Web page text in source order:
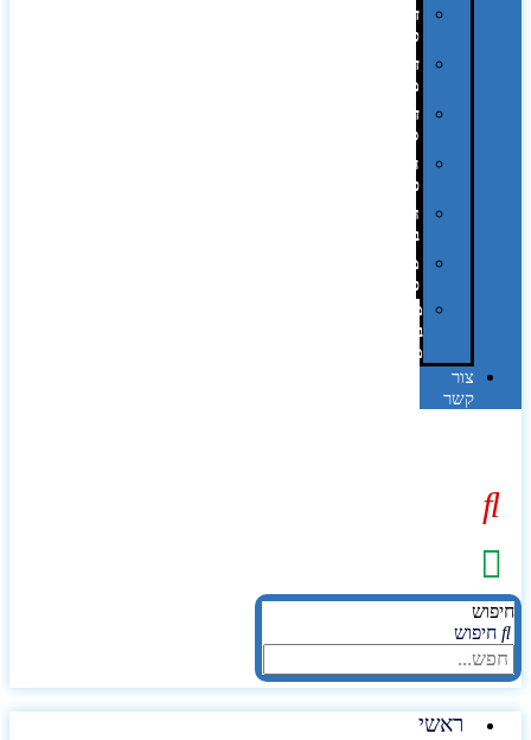
דפוס
טמפון
דפוס
משי
דפוס
סובלימציה
הדפס
פרוצס
חריטה
בלייזר
מהו
פנטון?
מיתוג
באמצעות
מדבקות
צור
קשר
חיפוש
ראשי